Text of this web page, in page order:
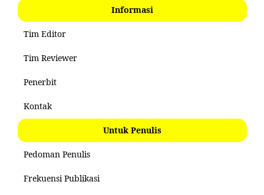
Informasi
Tim Editor
Tim Reviewer
Penerbit
Kontak
Untuk Penulis
Pedoman Penulis
Frekuensi Publikasi